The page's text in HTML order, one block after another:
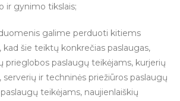
ir gynimo tikslais;
galime perduoti kitiems
kad šie teiktų konkrečias paslaugas,
prieglobos paslaugų teikėjams, kurjerių
ir techninės priežiūros paslaugų
teikėjams, naujienlaiškių